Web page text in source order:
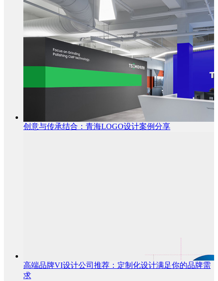
创意与传承结合：青海LOGO设计案例分享
高端品牌VI设计公司推荐：定制化设计满足你的品牌需
求